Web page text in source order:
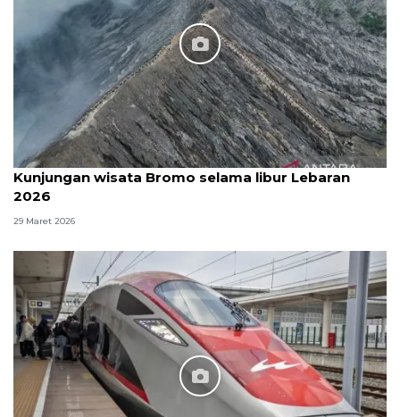
Kunjungan wisata Bromo selama libur Lebaran
2026
29 Maret 2026